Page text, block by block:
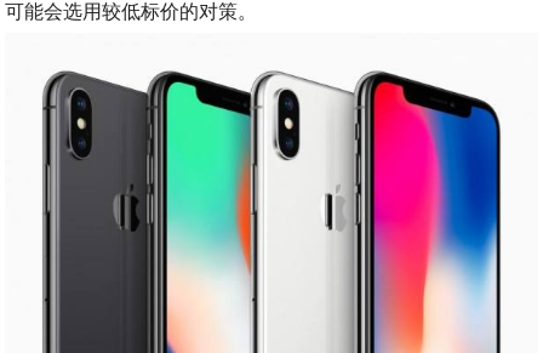
可能会选用较低标价的对策。